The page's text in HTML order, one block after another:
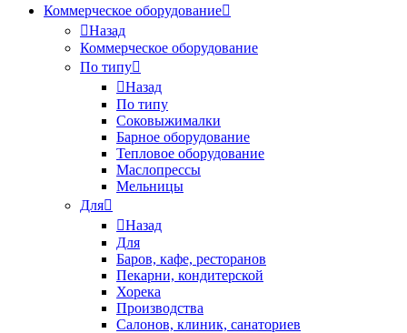
Коммерческое оборудование
Назад
Коммерческое оборудование
По типу
Назад
По типу
Соковыжималки
Барное оборудование
Тепловое оборудование
Маслопрессы
Мельницы
Для
Назад
Для
Баров, кафе, ресторанов
Пекарни, кондитерской
Хорека
Производства
Салонов, клиник, санаториев